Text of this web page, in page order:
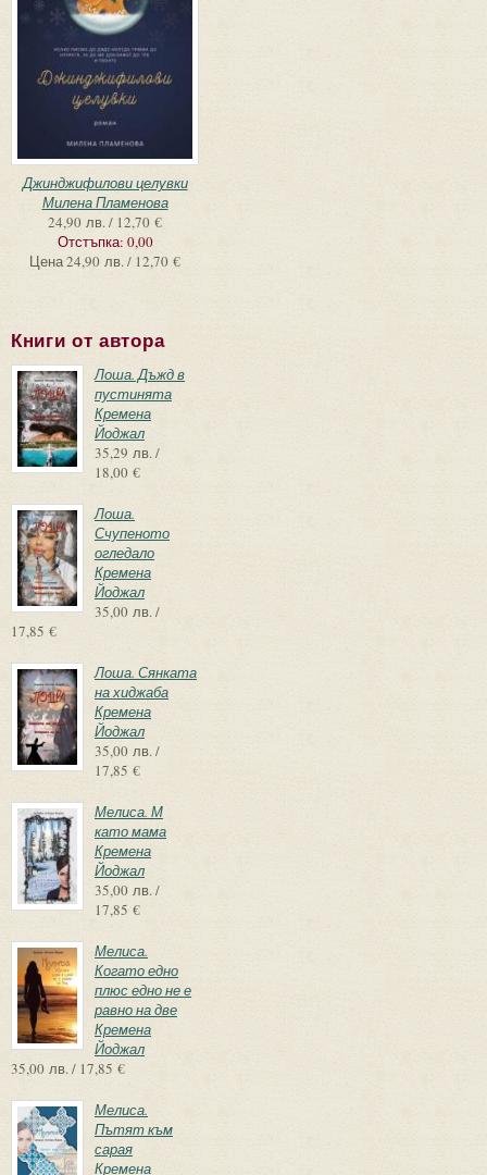
Джинджифилови целувки
Милена Пламенова
24,90 лв. / 12,70 €
Отстъпка: 0,00
Цена24,90 лв. / 12,70 €
Книги от автора
Лоша. Дъжд в
пустинята
Кремена
Йоджал
35,29 лв. /
18,00 €
Лоша.
Счупеното
огледало
Кремена
Йоджал
35,00 лв. /
17,85 €
Лоша. Сянката
на хиджаба
Кремена
Йоджал
35,00 лв. /
17,85 €
Мелиса. М
като мама
Кремена
Йоджал
35,00 лв. /
17,85 €
Мелиса.
Когато едно
плюс едно не е
равно на две
Кремена
Йоджал
35,00 лв. / 17,85 €
Мелиса.
Пътят към
сарая
Кремена